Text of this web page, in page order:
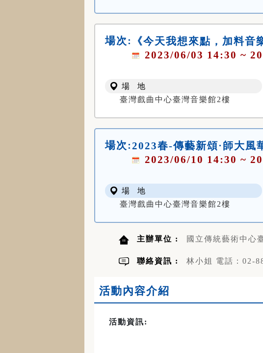
場次:
《今天我想來點，加料音
2023/06/03 14:30 ~
場 地
臺灣戲曲中心臺灣音樂館2樓
場次:2023春-傳藝新頌·師大風
2023/06/10 14:30 ~
場 地
臺灣戲曲中心臺灣音樂館2樓
主辦單位 : 國立傳統藝術中心
聯絡資訊 : 林小姐 電話：02-
活動內容介紹
活動資訊: